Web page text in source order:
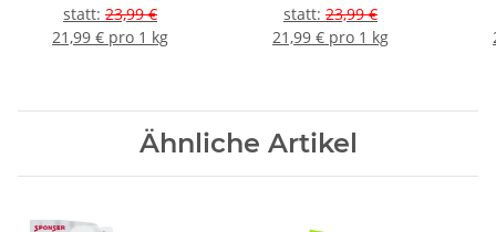
statt: 23,99 €
21,99 € pro 1 kg
statt: 23,99 €
21,99 € pro 1 kg
Ähnliche Artikel